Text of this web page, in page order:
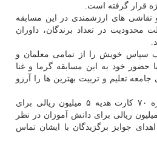
قرار گرفته است.
های ارزشمندی در این مسابقه
محدودیت در تعداد برندگان، داوران
سپاس خویش را از تمامی معلمان و
حضور خود به این مسابقه گرما و غنا
جامعه تعلیم و تربیت بهترین ها را آرزو
گفتنی است در این جشنواره ۷۰ كارت هدیه ۵ میلیون ریالی برای
و ۷۰ كارت هدیه ۲ میلیون ریالی برای دانش آموزان در نظر
جوایز برگزیدگان با ایشان تماس